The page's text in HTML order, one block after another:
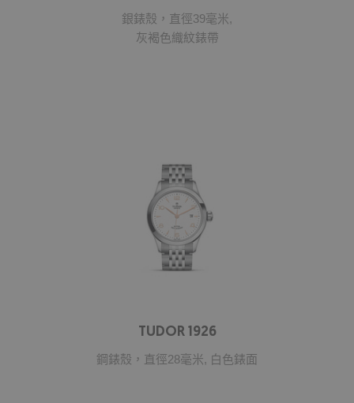
銀錶殼，直徑39毫米,
灰褐色織紋錶帶
TUDOR 1926
鋼錶殼，直徑28毫米, 白色錶面